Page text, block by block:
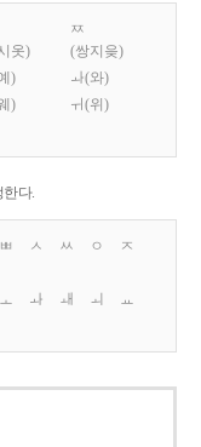
옷)
ㅉ
(쌍지읒)
)
ㅘ(와)
)
ㅟ(위)
한다.
ㅃ ㅅ ㅆ ㅇ
ㅈ
ㅗ ㅘ ㅙ ㅚ
ㅛ